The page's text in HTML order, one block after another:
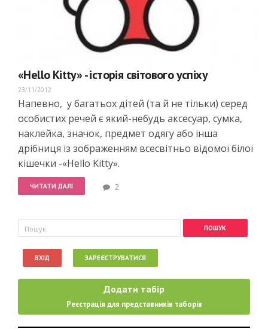
«Hello Kitty» - історія світового успіху
23/11/2012
Напевно, у багатьох дітей (та й не тільки) серед
особистих речей є який-небудь аксесуар, сумка,
наклейка, значок, предмет одягу або інша
дрібниця із зображенням всесвітньо відомої білої
кішечки -«Hello Kitty».
ЧИТАТИ ДАЛІ 2
Пошукова форма
Пошук
ВХІД ЗАРЕЄСТРУВАТИСЯ
Додати табір
Реєстрація для представників таборів